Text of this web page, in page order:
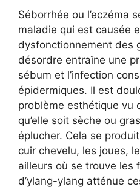
Séborrhée ou l’eczéma
maladie qui est causée
dysfonctionnement des
désordre entraîne une
sébum et l’infection
épidermiques. Il est
problème esthétique vu
qu’elle soit sèche ou
éplucher. Cela se
cuir chevelu, les joues,
ailleurs où se trouve les
d’ylang-ylang atténue